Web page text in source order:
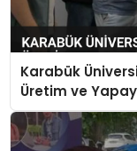
Karabük
Üretim ve